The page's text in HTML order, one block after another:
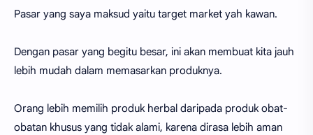
Pasar yang saya maksud yaitu target market yah kawan.
Dengan pasar yang begitu besar, ini akan membuat kita jauh
lebih mudah dalam memasarkan produknya.
Orang lebih memilih produk herbal daripada produk obat-
obatan khusus yang tidak alami, karena dirasa lebih aman